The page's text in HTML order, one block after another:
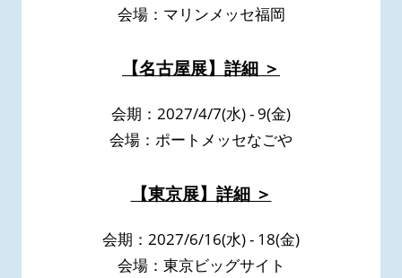
会場：マリンメッセ福岡
【名古屋展】詳細 ＞
会期：2027/4/7(水) - 9(金)
会場：ポートメッセなごや
【東京展】詳細 ＞
会期：2027/6/16(水) - 18(金)
会場：東京ビッグサイト